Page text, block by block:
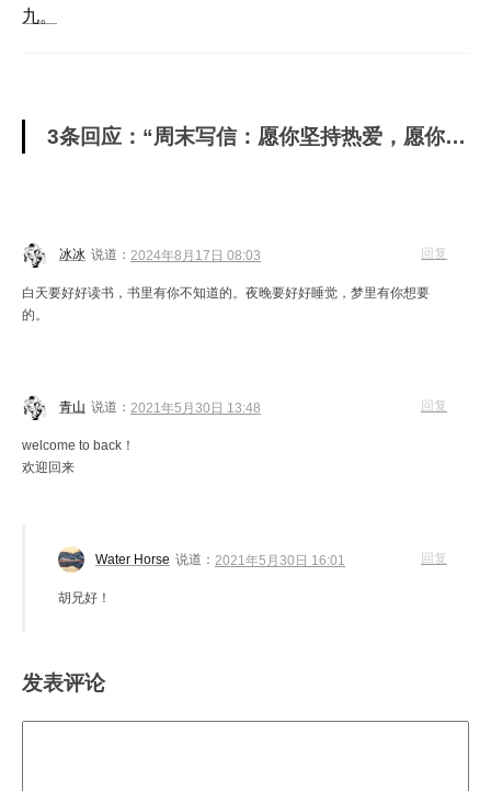
九。
3条回应：“周末写信：愿你坚持热爱，愿你学会平静，愿你不失耐心。”
冰冰 说道： 2024年8月17日 08:03
白天要好好读书，书里有你不知道的。夜晚要好好睡觉，梦里有你想要
的。
回复
青山 说道： 2021年5月30日 13:48
welcome to back！
欢迎回来
回复
Water Horse 说道： 2021年5月30日 16:01
胡兄好！
回复
发表评论